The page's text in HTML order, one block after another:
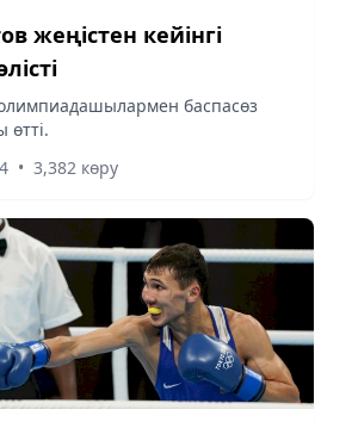
жеңістен кейінгі
баспасөз
өтті.
• 3,382 көру